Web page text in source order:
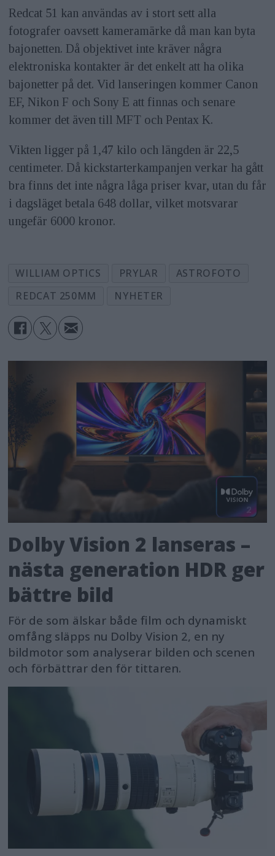
Redcat 51 kan användas av i stort sett alla
fotografer oavsett kameramärke då man kan byta
bajonetten. Då objektivet inte kräver några
elektroniska kontakter är det enkelt att ha olika
bajonetter på det. Vid lanseringen kommer Canon
EF, Nikon F och Sony E att finnas och senare
kommer det även till MFT och Pentax K.
Vikten ligger på 1,47 kilo och längden är 22,5
centimeter. Då kickstarterkampanjen verkar ha gått
bra finns det inte några låga priser kvar, utan du får
i dagsläget betala 648 dollar, vilket motsvarar
ungefär 6000 kronor.
WILLIAM OPTICS PRYLAR
ASTROFOTO
REDCAT 250MM
NYHETER
Dolby Vision 2 lanseras –
nästa generation HDR ger
bättre bild
För de som älskar både film och dynamiskt
omfång släpps nu Dolby Vision 2, en ny
bildmotor som analyserar bilden och scenen
och förbättrar den för tittaren.